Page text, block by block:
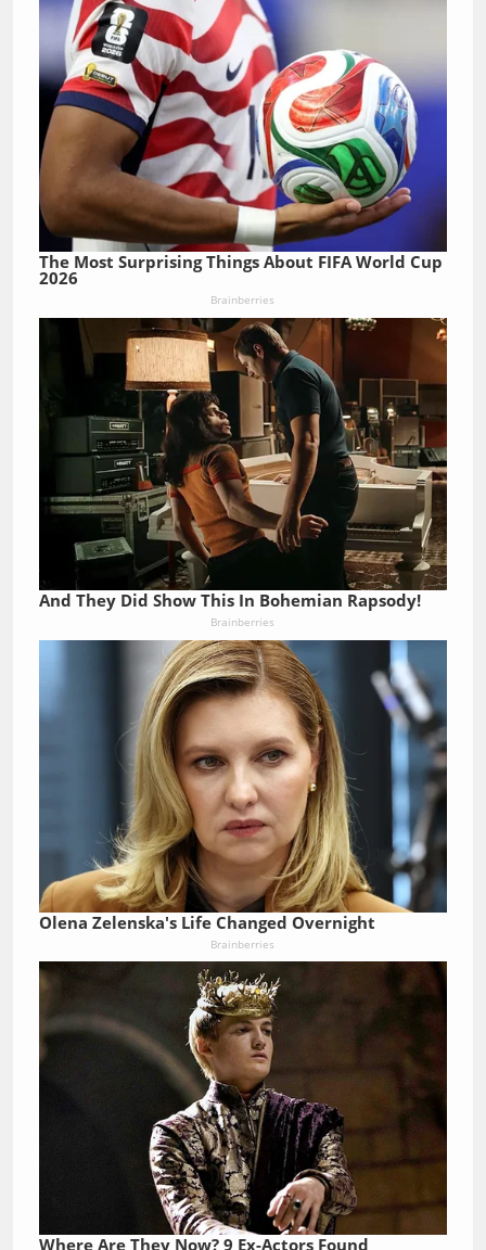
The Most Surprising Things About FIFA World Cup
2026
Brainberries
And They Did Show This In Bohemian Rapsody!
Brainberries
Olena Zelenska's Life Changed Overnight
Brainberries
Where Are They Now? 9 Ex-Actors Found